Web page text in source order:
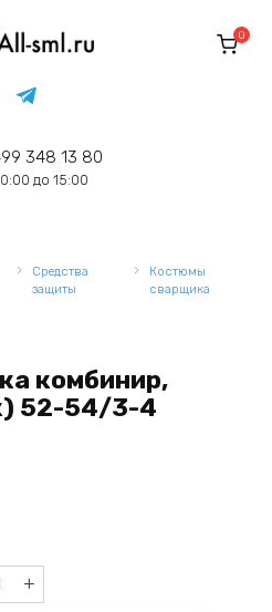
348 13 80
до 15:00
0
Средства
защиты
Костюмы
сварщика
комбинир,
52-54/3-4